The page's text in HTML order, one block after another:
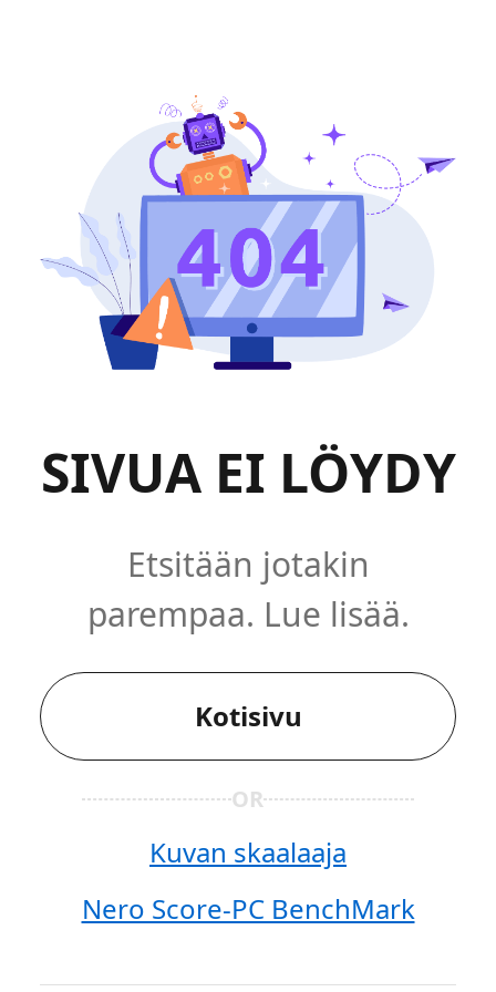
SIVUA EI LÖYDY
Etsitään jotakin
parempaa. Lue lisää.
Kotisivu
OR
Kuvan skaalaaja
Nero Score-PC BenchMark